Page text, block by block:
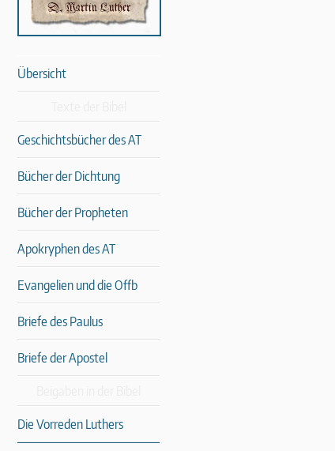
Übersicht
Geschichtsbücher des AT
Bücher der Dichtung
Bücher der Propheten
Apokryphen des AT
Evangelien und die Offb
Briefe des Paulus
Briefe der Apostel
Die Vorreden Luthers